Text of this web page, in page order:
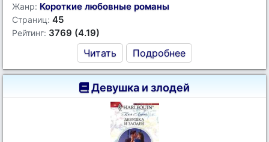
Жанр: Короткие любовные романы
Страниц: 45
Рейтинг: 3769 (4.19)
Читать Подробнее
Девушка и злодей